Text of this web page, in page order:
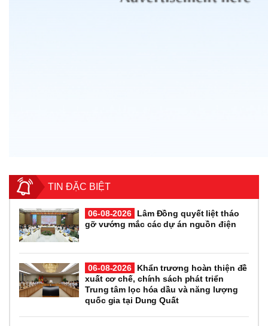
TIN ĐẶC BIỆT
06-08-2026
Lâm Đồng quyết liệt tháo
gỡ vướng mắc các dự án nguồn điện
06-08-2026
Khẩn trương hoàn thiện đề
xuất cơ chế, chính sách phát triển
Trung tâm lọc hóa dầu và năng lượng
quốc gia tại Dung Quất